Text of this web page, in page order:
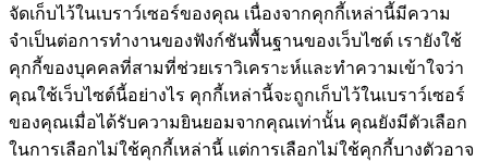
จัดเก็บไว้ในเบราว์เซอร์ของคุณ เนื่องจากคุกกี้เหล่านี้มีความ
จำเป็นต่อการทำงานของฟังก์ชันพื้นฐานของเว็บไซต์ เรายังใช้
คุกกี้ของบุคคลที่สามที่ช่วยเราวิเคราะห์และทำความเข้าใจว่า
คุณใช้เว็บไซต์นี้อย่างไร คุกกี้เหล่านี้จะถูกเก็บไว้ในเบราว์เซอร์
ของคุณเมื่อได้รับความยินยอมจากคุณเท่านั้น คุณยังมีตัวเลือก
ในการเลือกไม่ใช้คุกกี้เหล่านี้ แต่การเลือกไม่ใช้คุกกี้บางตัวอาจ